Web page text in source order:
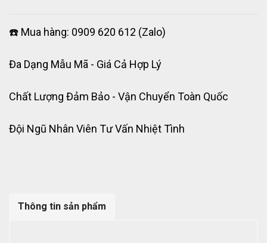
☎️ Mua hàng: 0909 620 612 (Zalo)
Đa Dạng Mẫu Mã - Giá Cả Hợp Lý
Chất Lượng Đảm Bảo - Vận Chuyển Toàn Quốc
Đội Ngũ Nhân Viên Tư Vấn Nhiệt Tình
Thông tin sản phẩm